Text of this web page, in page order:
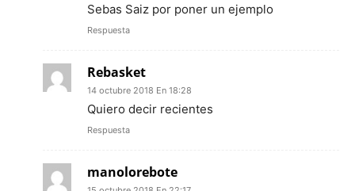
Sebas Saiz por poner un ejemplo
Respuesta
Rebasket
14 octubre 2018 En 18:28
Quiero decir recientes
Respuesta
manolorebote